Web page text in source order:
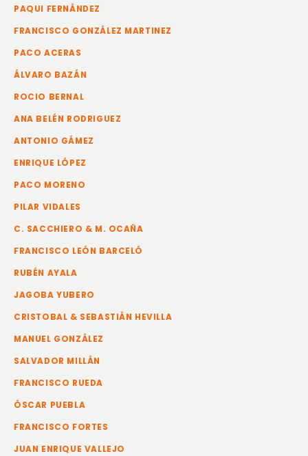
PAQUI FERNÁNDEZ
FRANCISCO GONZÁLEZ MARTINEZ
PACO ACERAS
ÁLVARO BAZÁN
ROCIO BERNAL
ANA BELÉN RODRIGUEZ
ANTONIO GÁMEZ
ENRIQUE LÓPEZ
PACO MORENO
PILAR VIDALES
C. SACCHIERO & M. OCAÑA
FRANCISCO LEÓN BARCELÓ
RUBÉN AYALA
JAGOBA YUBERO
CRISTOBAL & SEBASTIÁN HEVILLA
MANUEL GONZÁLEZ
SALVADOR MILLÁN
FRANCISCO RUEDA
ÓSCAR PUEBLA
FRANCISCO FORTES
JUAN ENRIQUE VALLEJO